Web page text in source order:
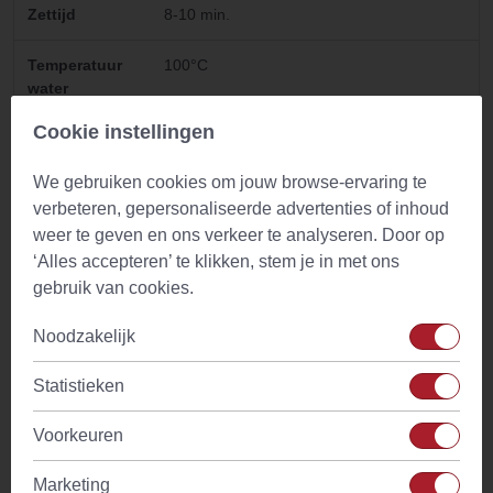
Zettijd 8-10 min.
Temperatuur
water
100°C
Drinkadvies
Geschikt voor gehele dag. Met weinig of
Ingredienten Gedroogde brandnetelbladeren
Kenmerken
Vooral een verworven smaak. Zachte
interessante grasachtige smaak
Tijdstip
Cafeine
Smaaktonen
Melk
Cookie instellingen
We gebruiken cookies om jouw browse-ervaring te
verbeteren, gepersonaliseerde advertenties of inhoud
weer te geven en ons verkeer te analyseren. Door op
‘Alles accepteren’ te klikken, stem je in met ons
gebruik van cookies.
Noodzakelijk
Statistieken
Voorkeuren
Marketing